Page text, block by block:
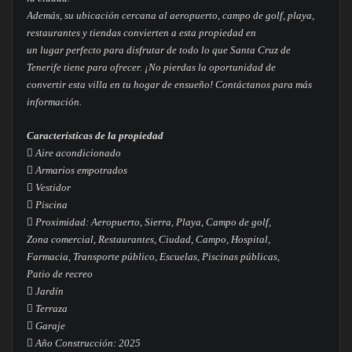
Además, su ubicación cercana al aeropuerto, campo de golf, playa,
restaurantes y tiendas convierten a esta propiedad en
un lugar perfecto para disfrutar de todo lo que Santa Cruz de
Tenerife tiene para ofrecer. ¡No pierdas la oportunidad de
convertir esta villa en tu hogar de ensueño! Contáctanos para más
información.
Características de la propiedad
 Aire acondicionado
 Armarios empotrados
 Vestidor
 Piscina
 Proximidad: Aeropuerto, Sierra, Playa, Campo de golf,
Zona comercial, Restaurantes, Ciudad, Campo, Hospital,
Farmacia, Transporte público, Escuelas, Piscinas públicas,
Patio de recreo
 Jardín
 Terraza
 Garaje
 Año Construcción: 2025